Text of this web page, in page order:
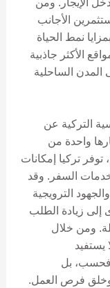
الأجانب
نمط الحياة
الأكثر جاذبية
المدن الساحلية
التركية عن
واحدة من
توفر تركيا إمكانات
السفر. وقد
الترويجية
إلى زيادة الطلب
ومن خلال
يستفيد
فحسب، بل
وخلق فرص العمل.